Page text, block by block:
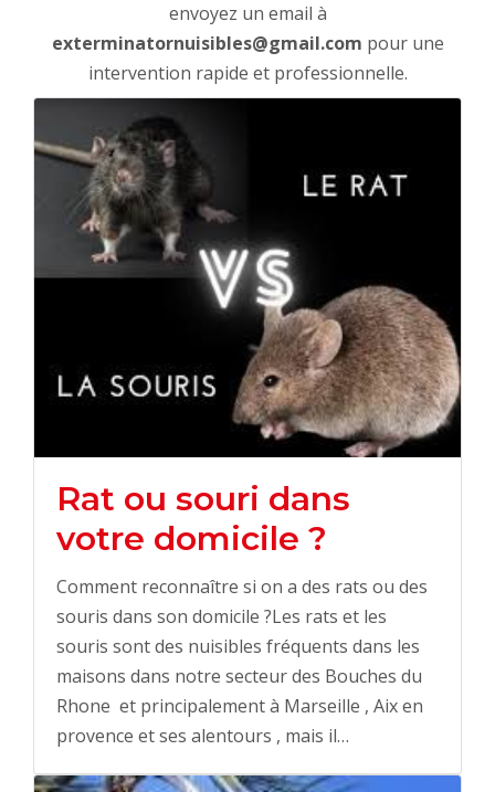
envoyez un email à
exterminatornuisibles@gmail.com pour une
intervention rapide et professionnelle.
Rat ou souri dans
votre domicile ?
Comment reconnaître si on a des rats ou des
souris dans son domicile ?Les rats et les
souris sont des nuisibles fréquents dans les
maisons dans notre secteur des Bouches du
Rhone et principalement à Marseille , Aix en
provence et ses alentours , mais il…